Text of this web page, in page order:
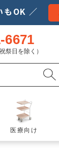
もOK ／
6671
祭日を除く）
医療向け